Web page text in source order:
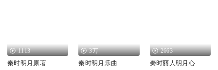
1113
秦时明月原著
3万
秦时明月乐曲
2663
秦时丽人明月心